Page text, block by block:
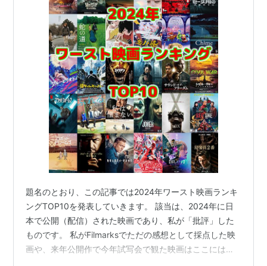
題名のとおり、この記事では2024年ワースト映画ランキ
ングTOP10を発表していきます。 該当は、2024年に日
本で公開（配信）された映画であり、私が「批評」した
ものです。 私がFilmarksでただの感想として採点した映
画や、来年公開作で今年試写会で観た映画はここには含